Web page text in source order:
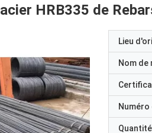
HRB335 de
Lieu
Nom de